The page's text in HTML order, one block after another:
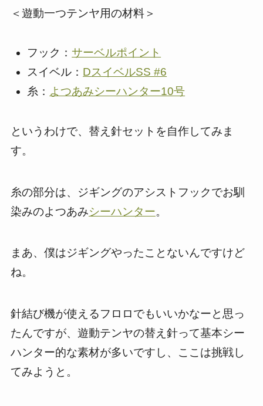
＜遊動一つテンヤ用の材料＞
フック：サーベルポイント
スイベル： DスイベルSS #6
糸： よつあみシーハンター10号
というわけで、替え針セットを自作してみま
す。
糸の部分は、ジギングのアシストフックでお馴
染みのよつあみシーハンター。
まあ、僕はジギングやったことないんですけど
ね。
針結び機が使えるフロロでもいいかなーと思っ
たんですが、遊動テンヤの替え針って基本シー
ハンター的な素材が多いですし、ここは挑戦し
てみようと。